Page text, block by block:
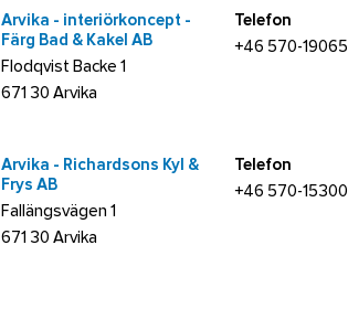
Arvika - interiörkoncept -
Färg Bad & Kakel AB
Flodqvist Backe 1
671 30 Arvika
Telefon
+46 570-19065
Arvika - Richardsons Kyl &
Frys AB
Fallängsvägen 1
671 30 Arvika
Telefon
+46 570-15300